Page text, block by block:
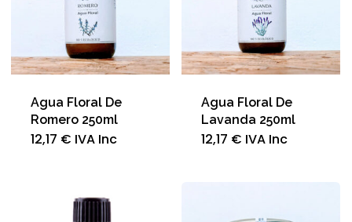
Agua Floral De
Romero 250ml
12,17 € IVA Inc
Agua Floral De
Lavanda 250ml
12,17 € IVA Inc